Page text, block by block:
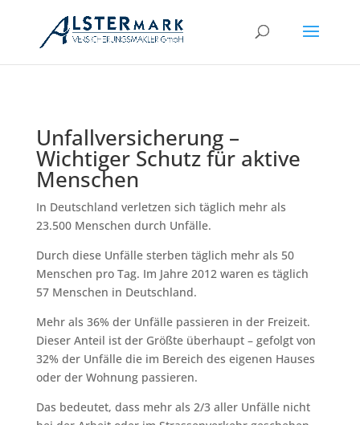
Unfallversicherung –
Wichtiger Schutz für aktive
Menschen
In Deutschland verletzen sich täglich mehr als
23.500 Menschen durch Unfälle.
Durch diese Unfälle sterben täglich mehr als 50
Menschen pro Tag. Im Jahre 2012 waren es täglich
57 Menschen in Deutschland.
Mehr als 36% der Unfälle passieren in der Freizeit.
Dieser Anteil ist der Größte überhaupt – gefolgt von
32% der Unfälle die im Bereich des eigenen Hauses
oder der Wohnung passieren.
Das bedeutet, dass mehr als 2/3 aller Unfälle nicht